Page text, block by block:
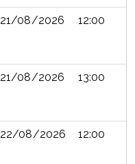
21/08/2026 12:00
21/08/2026 13:00
22/08/2026 12:00